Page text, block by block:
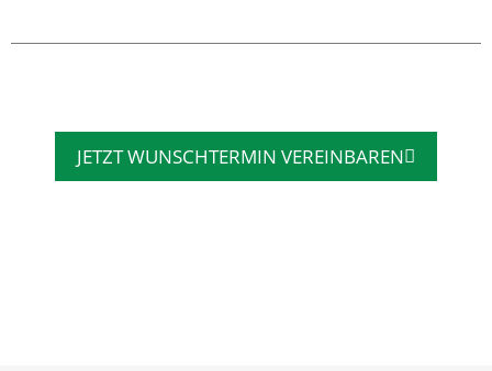
JETZT WUNSCHTERMIN VEREINBAREN